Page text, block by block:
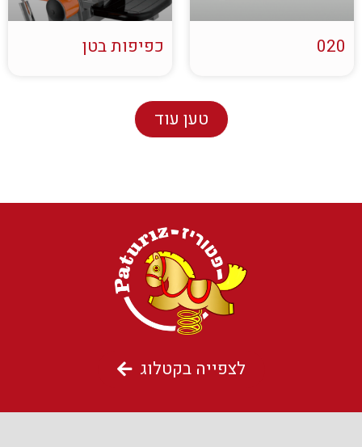
020 כפיפות בטן
טען עוד
לצפייה בקטלוג